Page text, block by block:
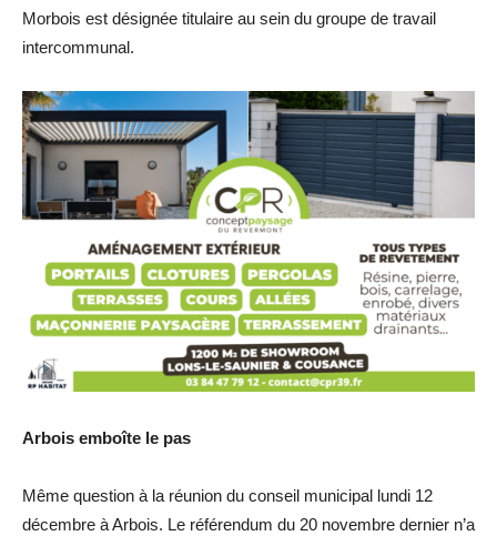
Morbois est désignée titulaire au sein du groupe de travail
intercommunal.
Arbois emboîte le pas
Même question à la réunion du conseil municipal lundi 12
décembre à Arbois. Le référendum du 20 novembre dernier n’a